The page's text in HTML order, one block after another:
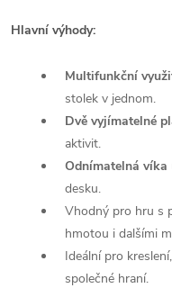
Hlavní výhody:
Multifunkční
stolek v jednom.
Dvě vyjímatelné
aktivit.
Odnímatelná víka
desku.
Vhodný pro hru s
hmotou i dalšími
Ideální pro
společné hraní.